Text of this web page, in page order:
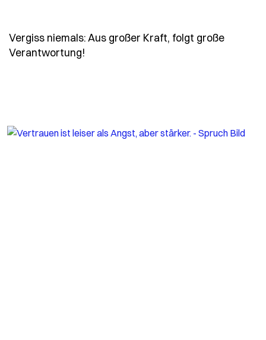
Vergiss niemals: Aus großer Kraft, folgt große
Verantwortung!